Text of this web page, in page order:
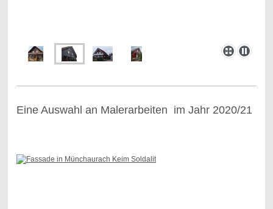
Eine Auswahl an Malerarbeiten im Jahr 2020/21